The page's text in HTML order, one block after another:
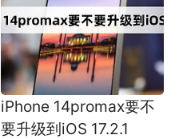
iPhone 14promax要不
要升级到iOS 17.2.1